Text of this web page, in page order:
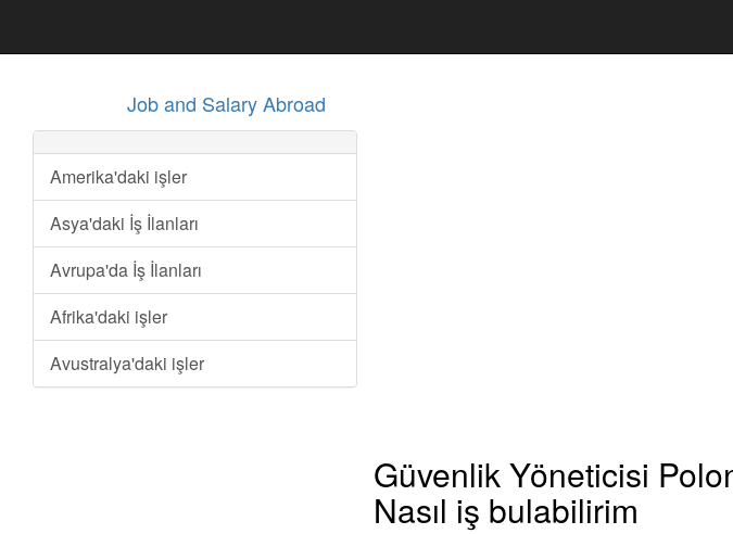
Job and Salary Abroad
Amerika'daki işler
Asya'daki İş İlanları
Avrupa'da İş İlanları
Afrika'daki işler
Avustralya'daki işler
Güvenlik Yöneticisi
Nasıl iş bulabilirim